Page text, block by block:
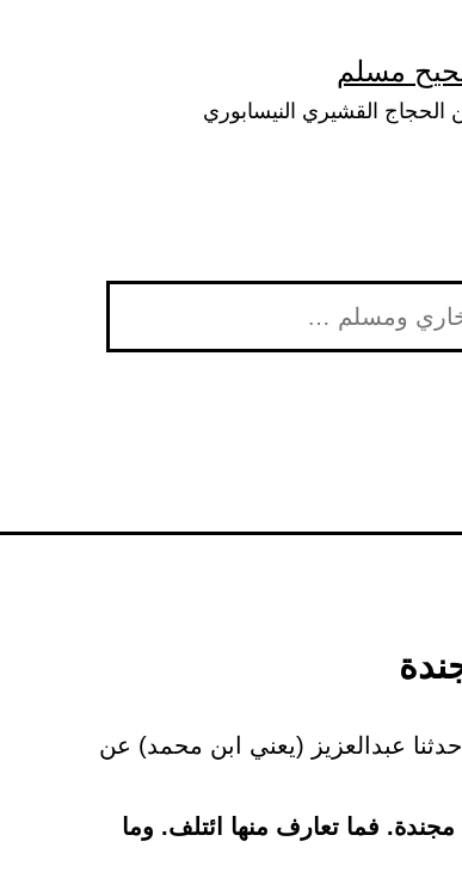
مسلم
القشيري النيسابوري
عبدالعزيز (يعني ابن محمد) عن
فما تعارف منها ائتلف. وما